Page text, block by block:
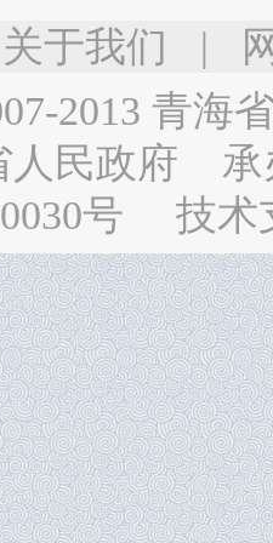
关于我们 |
2013 青海
人民政府 承
号 技术